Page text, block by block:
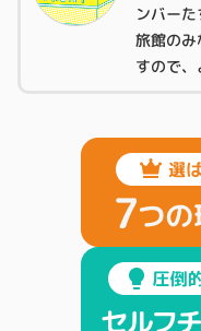
ンバー
旅館の
すので、